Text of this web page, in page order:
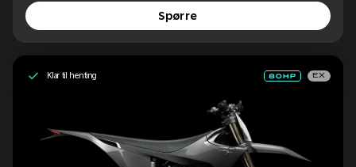
Spørre
Klar til henting EX